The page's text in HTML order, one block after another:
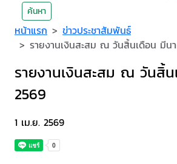
ค้นหา
หน้าแรก
ข่าวประชาสัมพันธ์
รายงานเงินสะสม ณ วันสิ้นเดือน มีน
รายงานเงินสะสม ณ วันสิ้
2569
1 เม.ย. 2569